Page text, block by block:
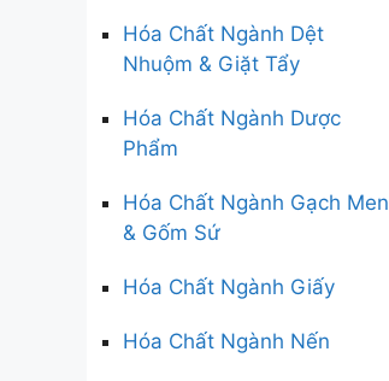
Hóa Chất Ngành Dệt
Nhuộm & Giặt Tẩy
Hóa Chất Ngành Dược
Phẩm
Hóa Chất Ngành Gạch Men
& Gốm Sứ
Hóa Chất Ngành Giấy
Hóa Chất Ngành Nến